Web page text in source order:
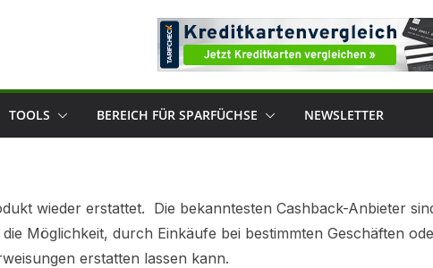
TOOLS BEREICH FÜR SPARFÜCHSE NEWSLETTER
wieder erstattet. Die bekanntesten Cashback-Anbieter
die Möglichkeit, durch Einkäufe bei bestimmten Geschäften
erstatten lassen kann.